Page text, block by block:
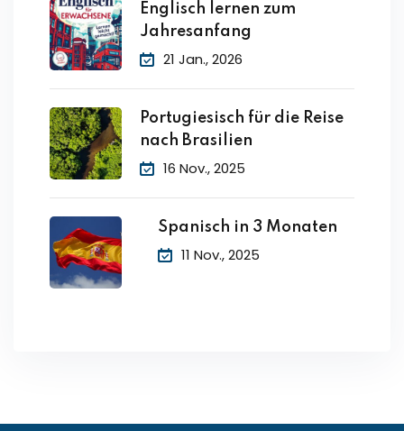
Englisch lernen zum
Jahresanfang
21 Jan., 2026
Portugiesisch für die Reise
nach Brasilien
16 Nov., 2025
Spanisch in 3 Monaten
11 Nov., 2025